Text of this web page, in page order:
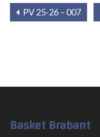
PV 25-26 – 007
Basket Brabant